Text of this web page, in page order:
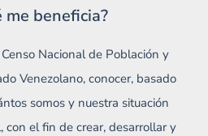
me beneficia?
Nacional de Población y
Venezolano, conocer, basado
somos y nuestra situación
con el fin de crear, desarrollar y